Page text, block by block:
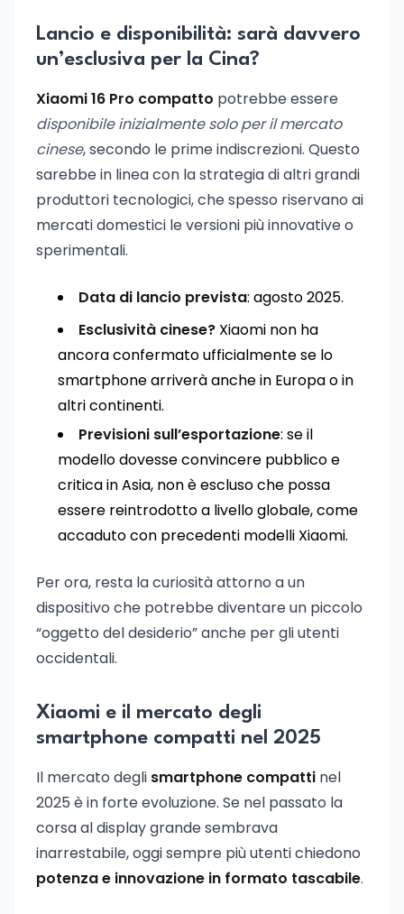
Lancio e disponibilità: sarà davvero
un’esclusiva per la Cina?
Xiaomi 16 Pro compatto potrebbe essere
disponibile inizialmente solo per il mercato
cinese, secondo le prime indiscrezioni. Questo
sarebbe in linea con la strategia di altri grandi
produttori tecnologici, che spesso riservano ai
mercati domestici le versioni più innovative o
sperimentali.
Data di lancio prevista: agosto 2025.
Esclusività cinese? Xiaomi non ha
ancora confermato ufficialmente se lo
smartphone arriverà anche in Europa o in
altri continenti.
Previsioni sull’esportazione: se il
modello dovesse convincere pubblico e
critica in Asia, non è escluso che possa
essere reintrodotto a livello globale, come
accaduto con precedenti modelli Xiaomi.
Per ora, resta la curiosità attorno a un
dispositivo che potrebbe diventare un piccolo
“oggetto del desiderio” anche per gli utenti
occidentali.
Xiaomi e il mercato degli
smartphone compatti nel 2025
Il mercato degli smartphone compatti nel
2025 è in forte evoluzione. Se nel passato la
corsa al display grande sembrava
inarrestabile, oggi sempre più utenti chiedono
potenza e innovazione in formato tascabile.